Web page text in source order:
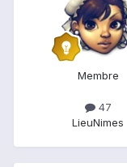
Membre
47
LieuNimes